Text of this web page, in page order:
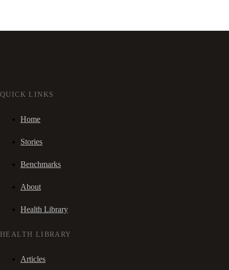
QUICK LINKS
Home
Stories
Benchmarks
About
Health Library
HEALTH LIBRARY
Articles